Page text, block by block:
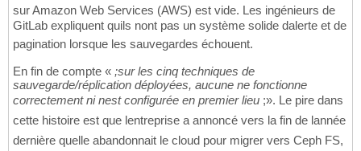
sur Amazon Web Services (AWS) est vide. Les ingénieurs de
GitLab expliquent quils nont pas un système solide dalerte et de
pagination lorsque les sauvegardes échouent.
En fin de compte « ;sur les cinq techniques de
sauvegarde/réplication déployées, aucune ne fonctionne
correctement ni nest configurée en premier lieu ;». Le pire dans
cette histoire est que lentreprise a annoncé vers la fin de lannée
dernière quelle abandonnait le cloud pour migrer vers Ceph FS,